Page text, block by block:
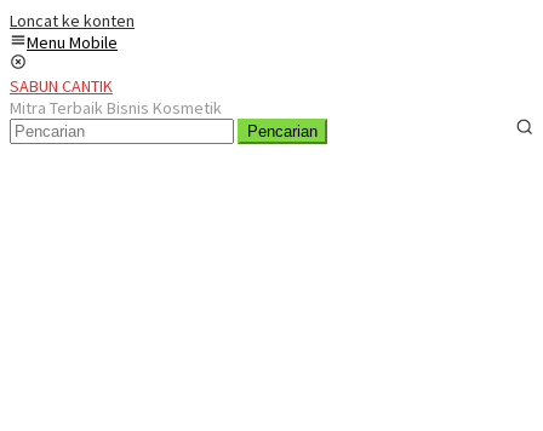
Loncat ke konten
Menu Mobile
SABUN CANTIK
Mitra Terbaik Bisnis Kosmetik
Pencarian